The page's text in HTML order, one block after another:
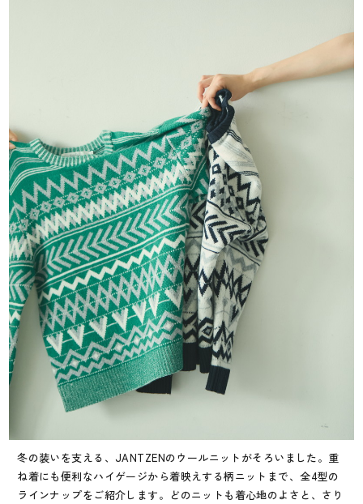
冬の装いを支える、JANTZENのウールニットがそろいました。重
ね着にも便利なハイゲージから着映えする柄ニットまで、全4型の
ラインナップをご紹介します。どのニットも着心地のよさと、さり